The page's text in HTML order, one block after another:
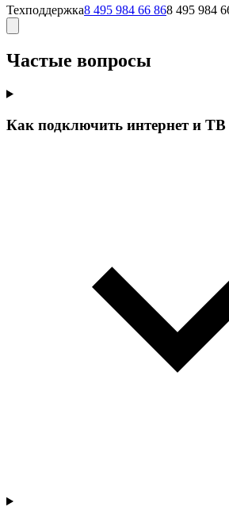
Техподдержка8 495 984 66 868 495 984
Частые вопросы
Как подключить интернет и